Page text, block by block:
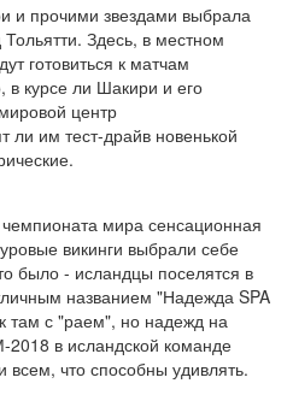
и прочими звездами выбрала
Здесь, в местном
готовиться к матчам
курсе ли Шакири и его
центр
ли им тест-драйв новенькой
мира сенсационная
викинги выбрали себе
было - исландцы поселятся в
названием "Надежда SPA
там с "раем", но надежд на
в исландской команде
всем, что способны удивлять.